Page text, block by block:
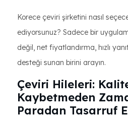
Korece çeviri şirketini nasıl
ediyorsunuz? Sadece bir
değil, net fiyatlandırma, hızlı
desteği sunan birini arayın.
Çeviri Hileleri:
Kaybetmeden
Paradan Tasarruf